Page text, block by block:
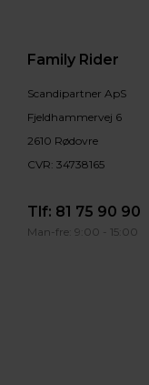
Family Rider
Scandipartner ApS
Fjeldhammervej 6
2610 Rødovre
CVR: 34738165
Tlf: 81 75 90 90
Man-fre: 9:00 - 15:00